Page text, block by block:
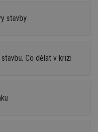
stavby
Co dělat v krizi